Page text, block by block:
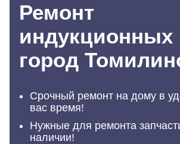
Ремонт
индукционных
город
Срочный ремонт на дому в
вас время!
Нужные для ремонта
наличии!